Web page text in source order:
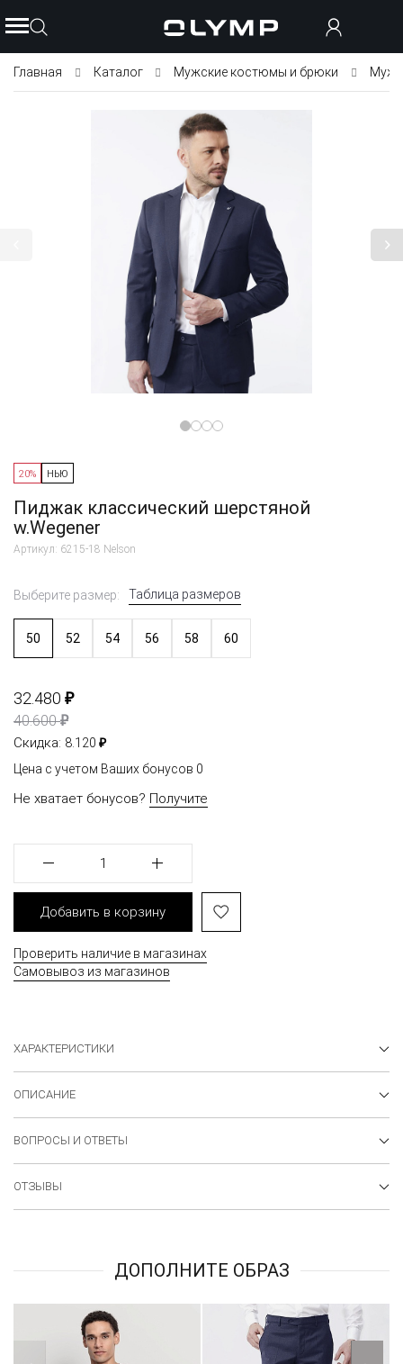
Главная Каталог Мужские костюмы и брюки
20% НЬЮ
Пиджак классический шерстяной
w.Wegener
Артикул: 6215-18 Nelson
Выберите размер: Таблица размеров
50 52 54 56 58 60
32.480 ₽
40.600₽
Скидка: 8.120 ₽
Цена с учетом Ваших бонусов 0
Не хватает бонусов? Получите
1
Добавить в корзину
Проверить наличие в магазинах
Самовывоз из магазинов
ХАРАКТЕРИСТИКИ
ОПИСАНИЕ
ВОПРОСЫ И ОТВЕТЫ
ОТЗЫВЫ
ДОПОЛНИТЕ ОБРАЗ